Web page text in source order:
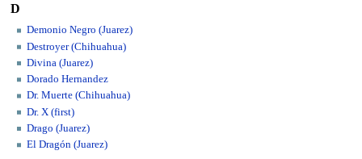
D
Demonio Negro (Juarez)
Destroyer (Chihuahua)
Divina (Juarez)
Dorado Hernandez
Dr. Muerte (Chihuahua)
Dr. X (first)
Drago (Juarez)
El Dragón (Juarez)